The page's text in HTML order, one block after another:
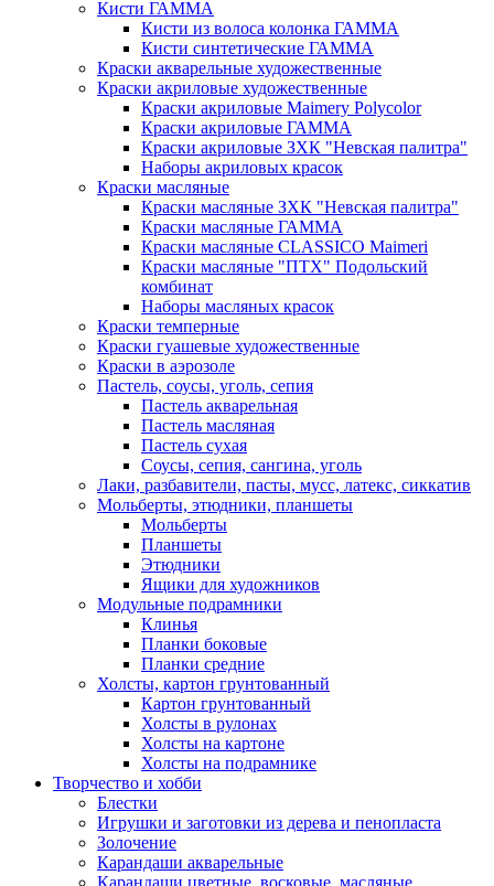
Кисти ГАММА
Кисти из волоса колонка ГАММА
Кисти синтетические ГАММА
Краски акварельные художественные
Краски акриловые художественные
Краски акриловые Maimery Polycolor
Краски акриловые ГАММА
Краски акриловые ЗХК "Невская палитра"
Наборы акриловых красок
Краски масляные
Краски масляные ЗХК "Невская палитра"
Краски масляные ГАММА
Краски масляные CLASSICO Maimeri
Краски масляные "ПТХ" Подольский
комбинат
Наборы масляных красок
Краски темперные
Краски гуашевые художественные
Краски в аэрозоле
Пастель, соусы, уголь, сепия
Пастель акварельная
Пастель масляная
Пастель сухая
Соусы, сепия, сангина, уголь
Лаки, разбавители, пасты, мусс, латекс, сиккатив
Мольберты, этюдники, планшеты
Мольберты
Планшеты
Этюдники
Ящики для художников
Модульные подрамники
Клинья
Планки боковые
Планки средние
Холсты, картон грунтованный
Картон грунтованный
Холсты в рулонах
Холсты на картоне
Холсты на подрамнике
Творчество и хобби
Блестки
Игрушки и заготовки из дерева и пенопласта
Золочение
Карандаши акварельные
Карандаши цветные, восковые, масляные,